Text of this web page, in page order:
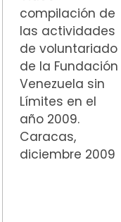
compilación de
las actividades
de voluntariado
de la Fundación
Venezuela sin
Límites en el
año 2009.
Caracas,
diciembre 2009